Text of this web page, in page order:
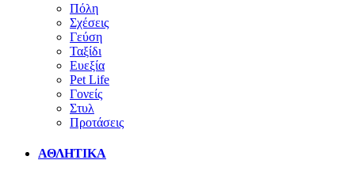
Πόλη
Σχέσεις
Γεύση
Ταξίδι
Ευεξία
Pet Life
Γονείς
Στυλ
Προτάσεις
ΑΘΛΗΤΙΚΑ